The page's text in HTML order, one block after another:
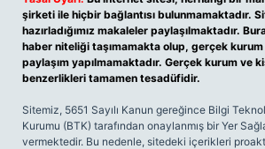
şirketi ile hiçbir bağlantısı bulunmamaktadır.
hazırladığımız makaleler paylaşılmaktadır.
haber niteliği taşımamakta olup, gerçek kurum
paylaşım yapılmamaktadır. Gerçek kurum ve
benzerlikleri tamamen tesadüfidir.
Sitemiz, 5651 Sayılı Kanun gereğince Bilgi
Kurumu (BTK) tarafından onaylanmış bir Yer
vermektedir. Bu nedenle, sitedeki içerikleri